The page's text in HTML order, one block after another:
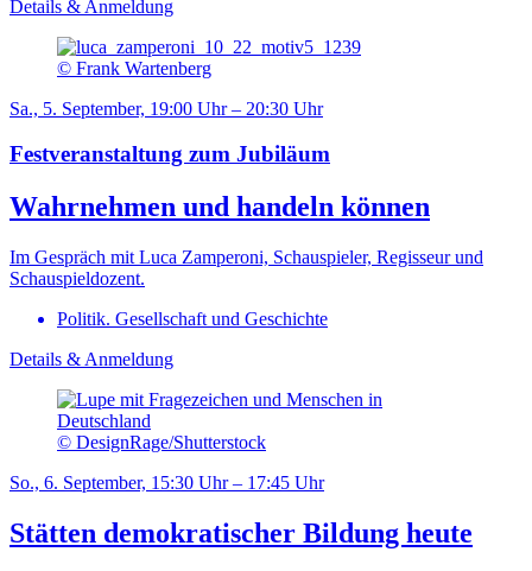
Details & Anmeldung
© Frank Wartenberg
Sa., 5. September, 19:00 Uhr – 20:30 Uhr
Festveranstaltung zum Jubiläum
Wahrnehmen und handeln können
Im Gespräch mit Luca Zamperoni, Schauspieler, Regisseur und
Schauspieldozent.
Politik. Gesellschaft und Geschichte
Details & Anmeldung
© DesignRage/Shutterstock
So., 6. September, 15:30 Uhr – 17:45 Uhr
Stätten demokratischer Bildung heute